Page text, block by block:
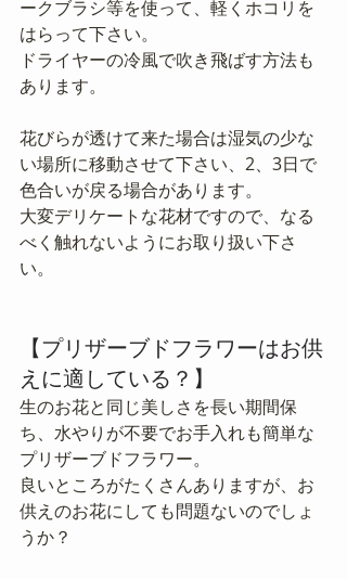
ークブラシ等を使って、軽くホコリを
はらって下さい。
ドライヤーの冷風で吹き飛ばす方法も
あります。
花びらが透けて来た場合は湿気の少な
い場所に移動させて下さい、2、3日で
色合いが戻る場合があります。
大変デリケートな花材ですので、なる
べく触れないようにお取り扱い下さ
い。
【プリザーブドフラワーはお供
えに適している？】
生のお花と同じ美しさを長い期間保
ち、水やりが不要でお手入れも簡単な
プリザーブドフラワー。
良いところがたくさんありますが、お
供えのお花にしても問題ないのでしょ
うか？